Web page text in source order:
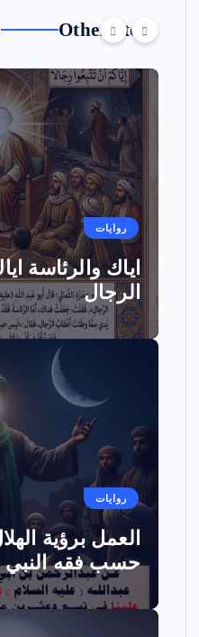
Other Story
روايات
اياك والرئاسة
الرجال
روايات
العمل برؤية
حسب فقه النبي